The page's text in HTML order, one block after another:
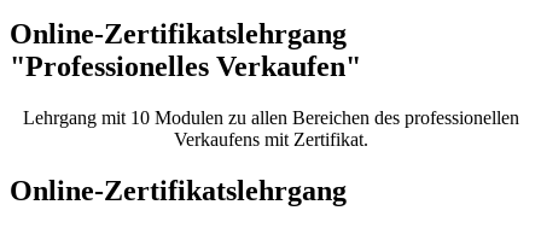
Online-Zertifikatslehrgang
"Professionelles Verkaufen"
Lehrgang mit 10 Modulen zu allen Bereichen des professionellen
Verkaufens mit Zertifikat.
Online-Zertifikatslehrgang